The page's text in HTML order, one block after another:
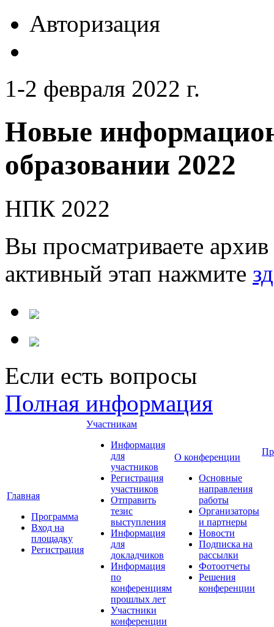
Авторизация
1-2 февраля 2022 г.
Новые
образовании 2022
НПК 2022
Вы просматриваете
активный этап нажмите
Если есть вопросы
Полная информация
Главная
Программа
Вход на
площадку
Регистрация
Участникам
Информация
для
участников
Регистрация
участников
Отправить
тезис
выступления
Информация
для
докладчиков
Информация
по
конференциям
прошлых лет
Участники
конференции
О конференции
Основные
направления
работы
Организаторы
и партнеры
Новости
Подписка на
рассылки
Фотоотчеты
Решения
конференции